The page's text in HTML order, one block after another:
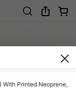
With Printed Neoprene,